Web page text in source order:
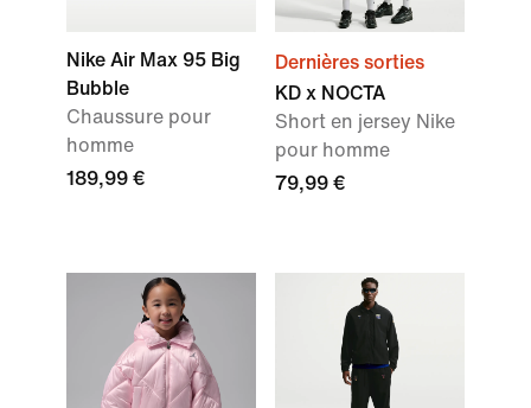
Nike Air Max 95 Big
Bubble
Chaussure pour
homme
189,99 €
Dernières sorties
KD x NOCTA
Short en jersey Nike
pour homme
79,99 €